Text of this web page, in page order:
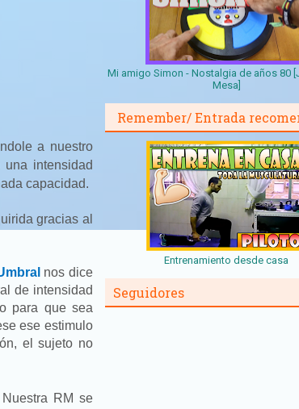
a nuestro
intensidad
capacidad.
gracias al
nos dice
de intensidad
para que sea
ese estimulo
el sujeto no
RM se
Mi amigo Simon - Nostalgia de años 80
Mesa]
Remember/ Entrada
Entrenamiento desde casa
Seguidores